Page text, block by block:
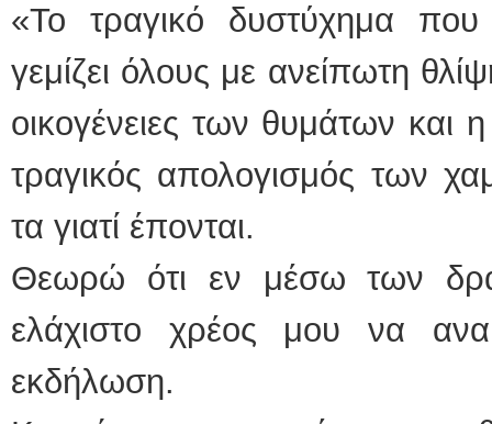
«Το τραγικό δυστύχημα
γεμίζει όλους με ανείπωτη
οικογένειες των θυμάτων και
τραγικός απολογισμός των
τα γιατί έπονται.
Θεωρώ ότι εν μέσω των
ελάχιστο χρέος μου να
εκδήλωση.